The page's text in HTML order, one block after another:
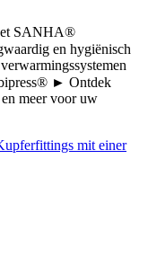
SANHA®
en hygiënisch
► Ontdek
meer voor uw